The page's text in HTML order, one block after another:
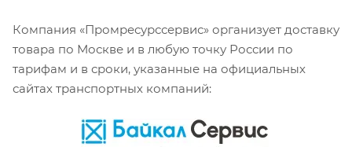
Компания «Промресурссервис» организует доставку
товара по Москве и в любую точку России по
тарифам и в сроки, указанные на официальных
сайтах транспортных компаний: